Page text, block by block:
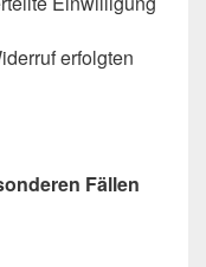
erfolgten
Fällen